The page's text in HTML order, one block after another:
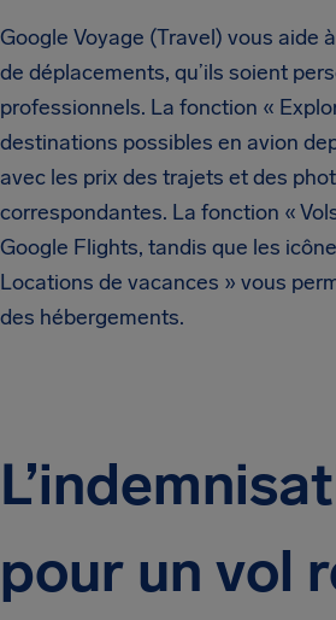
Google Voyage (Travel) vous aide
de déplacements, qu’ils soient
professionnels. La fonction «
destinations possibles en avion
avec les prix des trajets et des
correspondantes. La fonction «
Google Flights, tandis que les
Locations de vacances » vous
des hébergements.
pour un vol